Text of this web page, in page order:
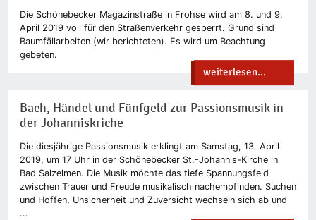
Die Schönebecker Magazinstraße in Frohse wird am 8. und 9.
April 2019 voll für den Straßenverkehr gesperrt. Grund sind
Baumfällarbeiten (wir berichteten). Es wird um Beachtung
gebeten.
weiterlesen...
Bach, Händel und Fünfgeld zur Passionsmusik in
der Johanniskriche
Die diesjährige Passionsmusik erklingt am Samstag, 13. April
2019, um 17 Uhr in der Schönebecker St.-Johannis-Kirche in
Bad Salzelmen. Die Musik möchte das tiefe Spannungsfeld
zwischen Trauer und Freude musikalisch nachempfinden. Suchen
und Hoffen, Unsicherheit und Zuversicht wechseln sich ab und
...